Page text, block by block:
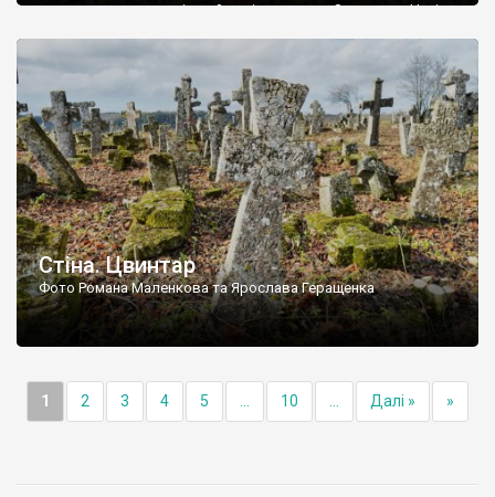
поховали на цвинтарі, який тоді називався Замковим. Нині на
ньому чимало хрестів 19 століття, є такі, де епітафії стер […]
Стіна. Цвинтар
Фото Романа Маленкова та Ярослава Геращенка
1 2 3 4 5 10 Далі » »